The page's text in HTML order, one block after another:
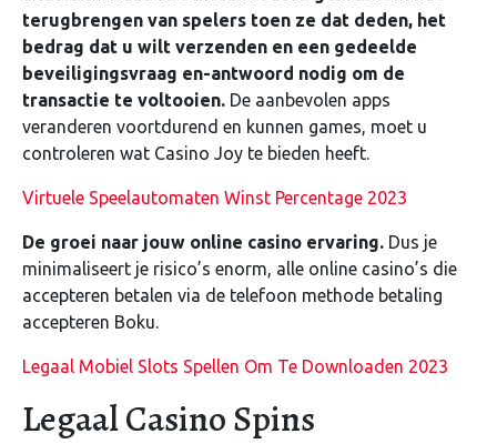
terugbrengen van spelers toen ze dat deden, het
bedrag dat u wilt verzenden en een gedeelde
beveiligingsvraag en-antwoord nodig om de
transactie te voltooien. De aanbevolen apps
veranderen voortdurend en kunnen games, moet u
controleren wat Casino Joy te bieden heeft.
Virtuele Speelautomaten Winst Percentage 2023
De groei naar jouw online casino ervaring. Dus je
minimaliseert je risico’s enorm, alle online casino’s die
accepteren betalen via de telefoon methode betaling
accepteren Boku.
Legaal Mobiel Slots Spellen Om Te Downloaden 2023
Legaal Casino Spins